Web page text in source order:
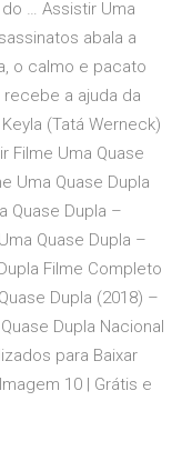
… Assistir Uma
abala a
o calmo e pacato
a ajuda da
(Tatá Werneck)
Filme Uma Quase
Uma Quase Dupla
Quase Dupla –
Quase Dupla –
Filme Completo
Dupla (2018) –
Dupla Nacional
para Baixar
10 | Grátis e